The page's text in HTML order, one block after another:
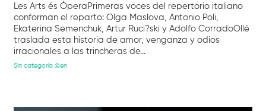
Les Arts és ÒperaPrimeras voces del repertorio italiano
conforman el reparto: Olga Maslova, Antonio Poli,
Ekaterina Semenchuk, Artur Ruci?ski y Adolfo CorradoOllé
traslada esta historia de amor, venganza y odios
irracionales a las trincheras de...
Sin categoría @en